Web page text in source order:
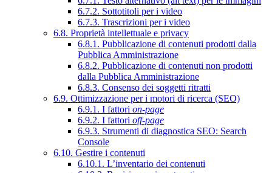
6.7.2. Sottotitoli per i video
6.7.3. Trascrizioni per i video
6.8. Proprietà intellettuale e privacy
6.8.1. Pubblicazione di contenuti prodotti dalla
Pubblica Amministrazione
6.8.2. Pubblicazione di contenuti non prodotti
dalla Pubblica Amministrazione
6.8.3. Consenso dei soggetti ritratti
6.9. Ottimizzazione per i motori di ricerca (SEO)
6.9.1. I fattori on-page
6.9.2. I fattori off-page
6.9.3. Strumenti di diagnostica SEO: Search
Console
6.10. Gestire i contenuti
6.10.1. L’inventario dei contenuti